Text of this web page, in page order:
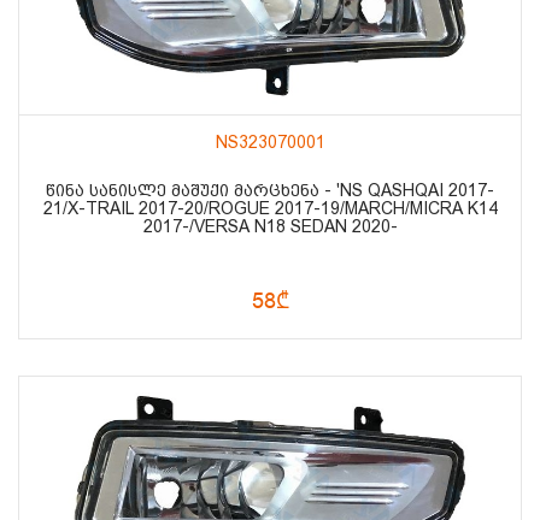
NS323070001
ᲬᲘᲜᲐ ᲡᲐᲜᲘᲡᲚᲔ ᲛᲐᲨᲣᲥᲘ ᲛᲐᲠᲪᲮᲔᲜᲐ - 'NS QASHQAI 2017-
21/X-TRAIL 2017-20/ROGUE 2017-19/MARCH/MICRA K14
2017-/VERSA N18 SEDAN 2020-
58₾